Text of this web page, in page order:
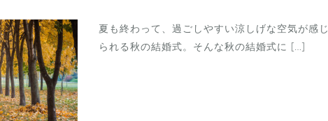
夏も終わって、過ごしやすい涼しげな空気が感じ
られる秋の結婚式。そんな秋の結婚式に […]